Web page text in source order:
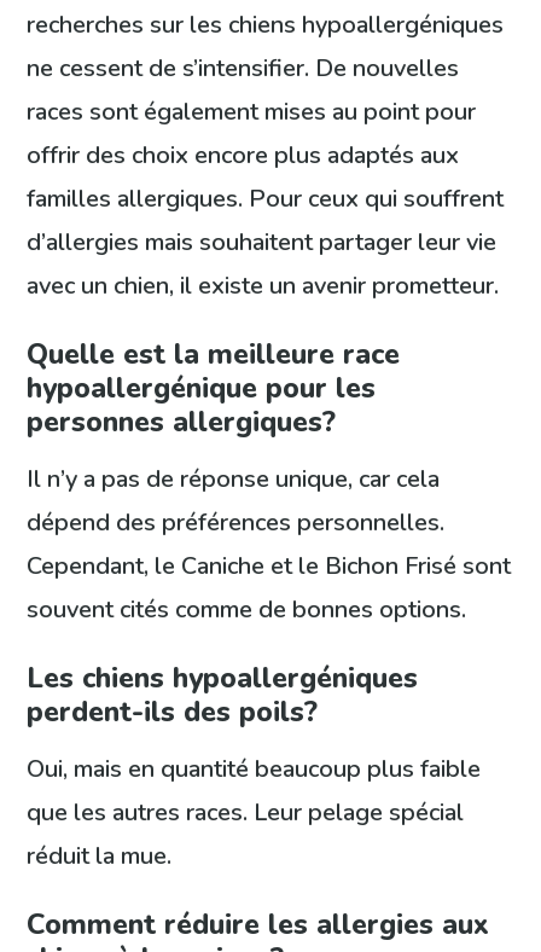
recherches sur les chiens hypoallergéniques
ne cessent de s’intensifier. De nouvelles
races sont également mises au point pour
offrir des choix encore plus adaptés aux
familles allergiques. Pour ceux qui souffrent
d’allergies mais souhaitent partager leur vie
avec un chien, il existe un avenir prometteur.
Quelle est la meilleure race
hypoallergénique pour les
personnes allergiques?
Il n’y a pas de réponse unique, car cela
dépend des préférences personnelles.
Cependant, le Caniche et le Bichon Frisé sont
souvent cités comme de bonnes options.
Les chiens hypoallergéniques
perdent-ils des poils?
Oui, mais en quantité beaucoup plus faible
que les autres races. Leur pelage spécial
réduit la mue.
Comment réduire les allergies aux